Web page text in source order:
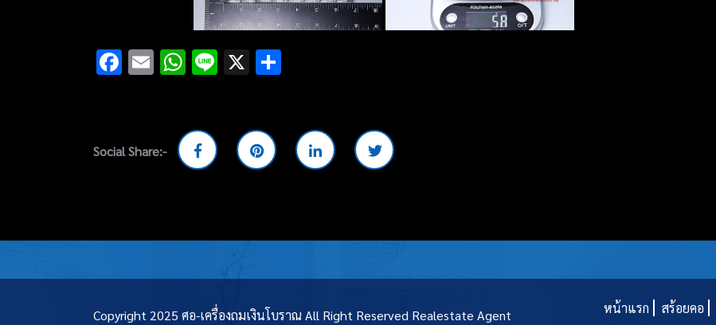
Facebook
EmailWhatsApp
Line
X
Social Share:-
Copyright 2025 ศอ-เครื่องถมเงินโบราณ All Right Reserved Realestate Agent หน้าแรก สร้อยคอ